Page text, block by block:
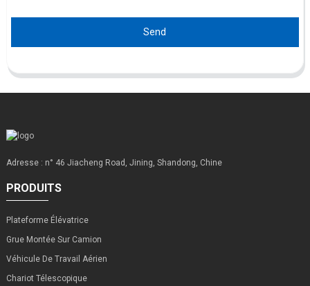
Send
Adresse : n° 46 Jiacheng Road, Jining, Shandong, Chine
PRODUITS
Plateforme Élévatrice
Grue Montée Sur Camion
Véhicule De Travail Aérien
Chariot Télescopique